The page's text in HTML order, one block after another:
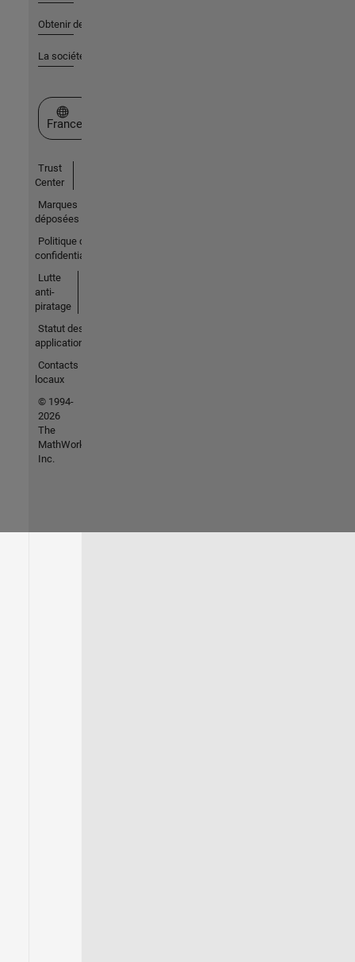
Obtenir de l'aide
La société
Sélectionner un site web
France
Trust
Center
Marques
déposées
Politique de
confidentialité
Lutte
anti-
piratage
Statut des
applications
Contacts
locaux
© 1994-
2026
The
MathWorks,
Inc.